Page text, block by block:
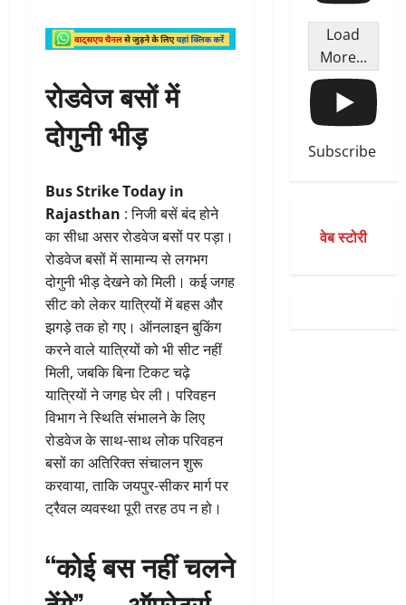
रोडवेज बसों में
दोगुनी भीड़
Bus Strike Today in
Rajasthan : निजी बसें बंद होने
का सीधा असर रोडवेज बसों पर पड़ा।
रोडवेज बसों में सामान्य से लगभग
दोगुनी भीड़ देखने को मिली। कई जगह
सीट को लेकर यात्रियों में बहस और
झगड़े तक हो गए। ऑनलाइन बुकिंग
करने वाले यात्रियों को भी सीट नहीं
मिली, जबकि बिना टिकट चढ़े
यात्रियों ने जगह घेर ली। परिवहन
विभाग ने स्थिति संभालने के लिए
रोडवेज के साथ-साथ लोक परिवहन
बसों का अतिरिक्त संचालन शुरू
करवाया, ताकि जयपुर-सीकर मार्ग पर
ट्रैवल व्यवस्था पूरी तरह ठप न हो।
“कोई बस नहीं चलने
Load
More...
Subscribe
वेब स्टोरी